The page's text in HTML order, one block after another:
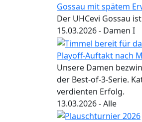
Gossau mit spätem
Der UHCevi Gossau
15.03.2026- Damen I
Playoff-Auftakt nach
Unsere Damen
der Best-of-3-Serie.
verdienten Erfolg.
13.03.2026- Alle